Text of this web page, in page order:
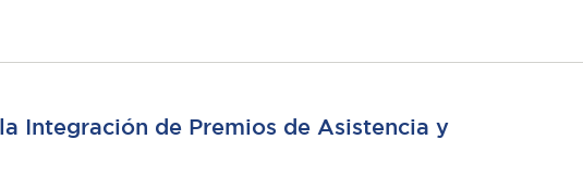
Integración de Premios de Asistencia y